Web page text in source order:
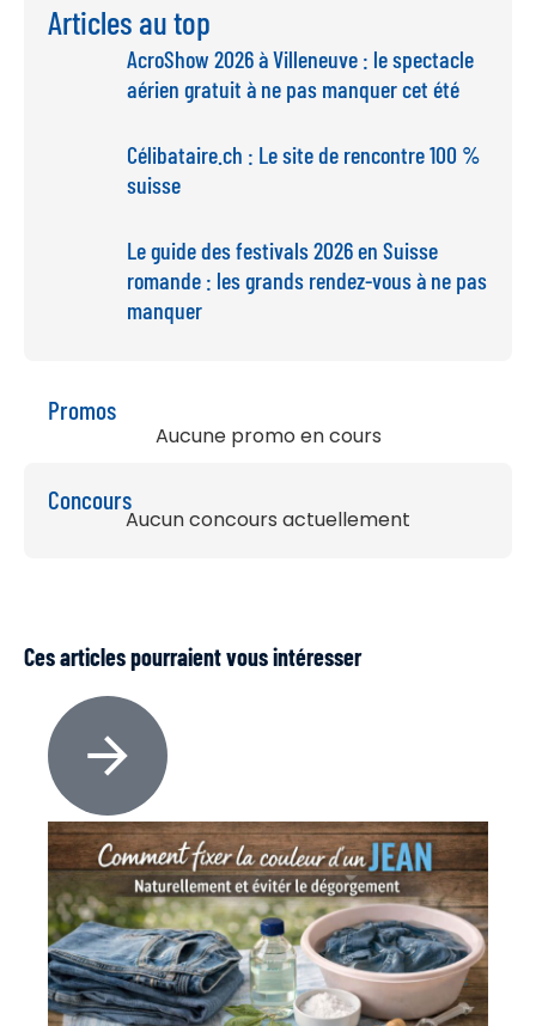
Articles au top
AcroShow 2026 à Villeneuve : le spectacle
aérien gratuit à ne pas manquer cet été
Célibataire.ch : Le site de rencontre 100 %
suisse
Le guide des festivals 2026 en Suisse
romande : les grands rendez-vous à ne pas
manquer
Promos
Aucune promo en cours
Concours
Aucun concours actuellement
Ces articles pourraient vous intéresser